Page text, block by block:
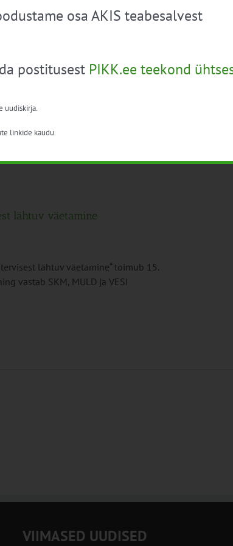
saama ainulaadsest vahekultuuride tuurist,
lähtuv väetamine
lähtuv väetamine“ toimub 15.
vastab SKM, MULD ja VESI
VIIMASED UUDISED
osa AKIS teabesalvest
postitusest PIKK.ee teekond
uudiskirja.
linkide kaudu.